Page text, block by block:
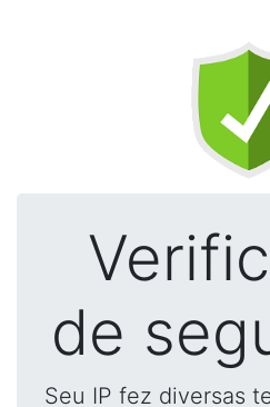
de
Seu IP fez diversas